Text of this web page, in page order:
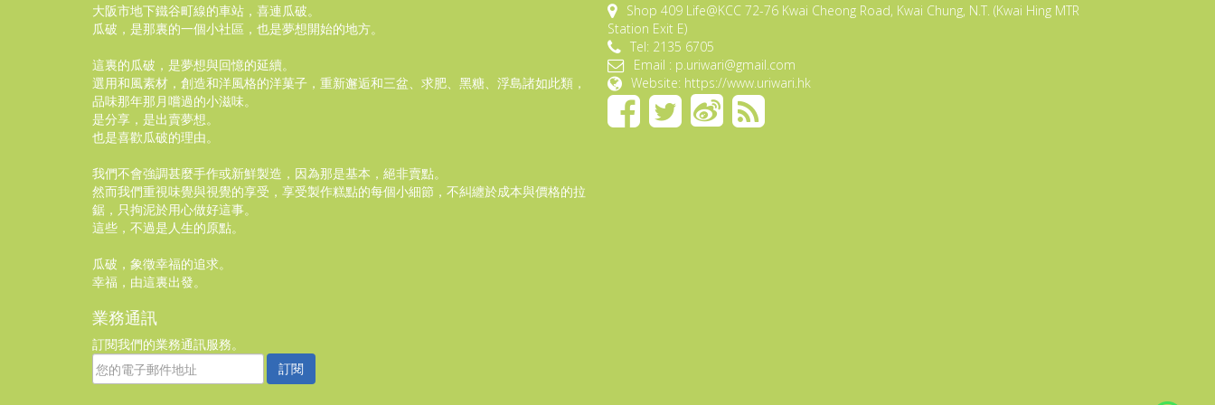
大阪市地下鐵谷町線的車站，喜連瓜破。
瓜破，是那裏的一個小社區，也是夢想開始的地方。
這裏的瓜破，是夢想與回憶的延續。
選用和風素材，創造和洋風格的洋菓子，重新邂逅和三盆、求肥、黑糖、浮島諸如此類，
品味那年那月嚐過的小滋味。
是分享，是出賣夢想。
也是喜歡瓜破的理由。
我們不會強調甚麼手作或新鮮製造，因為那是基本，絕非賣點。
然而我們重視味覺與視覺的享受，享受製作糕點的每個小細節，不糾纏於成本與價格的拉
鋸，只拘泥於用心做好這事。
這些，不過是人生的原點。
瓜破，象徵幸福的追求。
幸福，由這裏出發。
業務通訊
訂閱我們的業務通訊服務。
訂閱
Shop 409 Life@KCC 72-76 Kwai Cheong Road, Kwai Chung, N.T. (Kwai Hing MTR
Station Exit E)
Tel: 2135 6705
Email : p.uriwari@gmail.com
Website: https://www.uriwari.hk